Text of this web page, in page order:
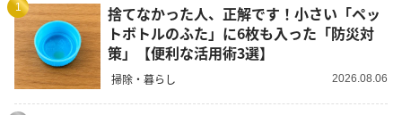
1
捨てなかった人、正解です！小さい「ペッ
トボトルのふた」に6枚も入った「防災対
策」【便利な活用術3選】
掃除・暮らし 2026.08.06